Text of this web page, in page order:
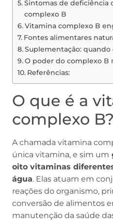
Sintomas de deficiência
complexo B
Vitamina complexo B
Fontes alimentares
Suplementação: quando
O poder do complexo B
Referências:
O que é a
complexo B?
A chamada vitamina
única vitamina, e sim um
oito vitaminas
água. Elas atuam em
reações do organismo,
conversão de alimentos
manutenção da saúde